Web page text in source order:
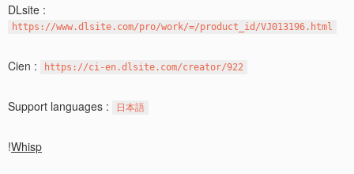
DLsite :
https://www.dlsite.com/pro/work/=/product_id/VJ013196.html
Cien : https://ci-en.dlsite.com/creator/922
Support languages : 日本語
!Whisp